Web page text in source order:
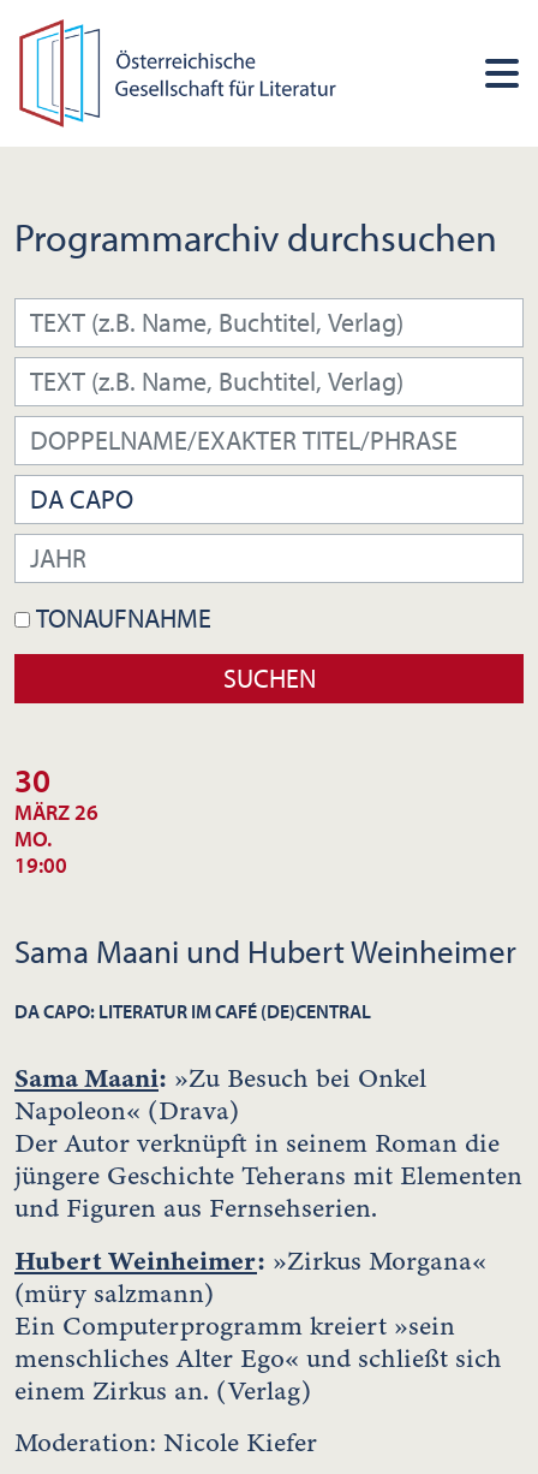
Programmarchiv durchsuchen
TONAUFNAHME
30
MÄRZ 26
MO.
19:00
Sama Maani und Hubert Weinheimer
DA CAPO: LITERATUR IM CAFÉ (DE)CENTRAL
Sama Maani: »Zu Besuch bei Onkel
Napoleon« (Drava)
Der Autor verknüpft in seinem Roman die
jüngere Geschichte Teherans mit Elementen
und Figuren aus Fernsehserien.
Hubert Weinheimer: »Zirkus Morgana«
(müry salzmann)
Ein Computerprogramm kreiert »sein
menschliches Alter Ego« und schließt sich
einem Zirkus an. (Verlag)
Moderation: Nicole Kiefer